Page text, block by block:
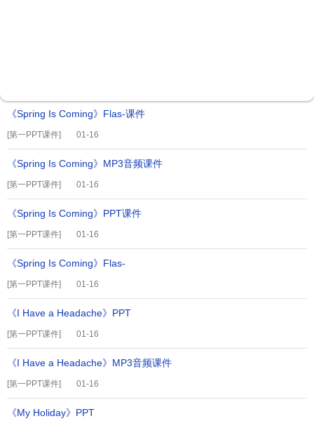
[第一PPT课件]
《Spring Is Coming》Flas-课件
01-16
[第一PPT课件]
《Spring Is Coming》MP3音频课件
01-16
[第一PPT课件]
《Spring Is Coming》PPT课件
01-16
[第一PPT课件]
《Spring Is Coming》Flas-
01-16
[第一PPT课件]
《I Have a Headache》PPT
01-16
[第一PPT课件]
《I Have a Headache》MP3音频课件
01-16
《My Holiday》PPT